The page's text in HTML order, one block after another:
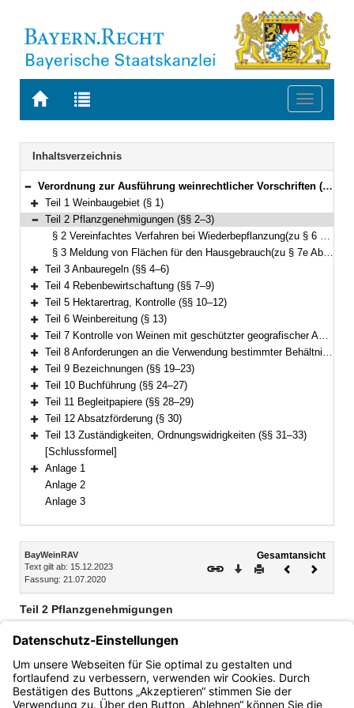
Zur
BAYERN.RECHT
Zur
letzten
Suche
Toggle
Navigation
Inhaltsverzeichnis
Bereich reduzieren
Verordnung zur Ausführung weinrechtlicher Vorschriften (BayWeinRAV) Vom 21. Juli 2020 (GVBl. S. 410) BayRS 7821-6-V (§§ 1–33)
Bereich erweitern
Teil 1 Weinbaugebiet (§ 1)
Bereich reduzieren
Teil 2 Pflanzgenehmigungen (§§ 2–3)
§ 2 Vereinfachtes Verfahren bei Wiederbepflanzung(zu § 6 des Weingesetzes)
§ 3 Meldung von Flächen für den Hausgebrauch(zu § 7e Abs. 2 des Weingesetzes)
Bereich erweitern
Teil 3 Anbauregeln (§§ 4–6)
Bereich erweitern
Teil 4 Rebenbewirtschaftung (§§ 7–9)
Bereich erweitern
Teil 5 Hektarertrag, Kontrolle (§§ 10–12)
Bereich erweitern
Teil 6 Weinbereitung (§ 13)
Bereich erweitern
Teil 7 Kontrolle von Weinen mit geschützter geografischer Angabe und Erzeugnissen mit der Angabe einer oder mehrerer Rebsorten oder der Angabe des Erntejahres (§§ 14–17)
Bereich erweitern
Teil 8 Anforderungen an die Verwendung bestimmter Behältnisformen (§ 18)
Bereich erweitern
Teil 9 Bezeichnungen (§§ 19–23)
Bereich erweitern
Teil 10 Buchführung (§§ 24–27)
Bereich erweitern
Teil 11 Begleitpapiere (§§ 28–29)
Bereich erweitern
Teil 12 Absatzförderung (§ 30)
Bereich erweitern
Teil 13 Zuständigkeiten, Ordnungswidrigkeiten (§§ 31–33)
[Schlussformel]
Bereich erweitern
Anlage 1
Anlage 2
Anlage 3
Inhalt
BayWeinRAV
Text gilt ab: 15.12.2023
Fassung: 21.07.2020
Gesamtansicht
Download
DruckenVorheriges
Teil 2 Pflanzgenehmigungen
§ 2 Vereinfachtes Verfahren bei Wiederbepflanzung(zu § 6 des
Weingesetzes)
§ 3 Meldung von Flächen für den Hausgebrauch(zu § 7e Abs. 2
des Weingesetzes)